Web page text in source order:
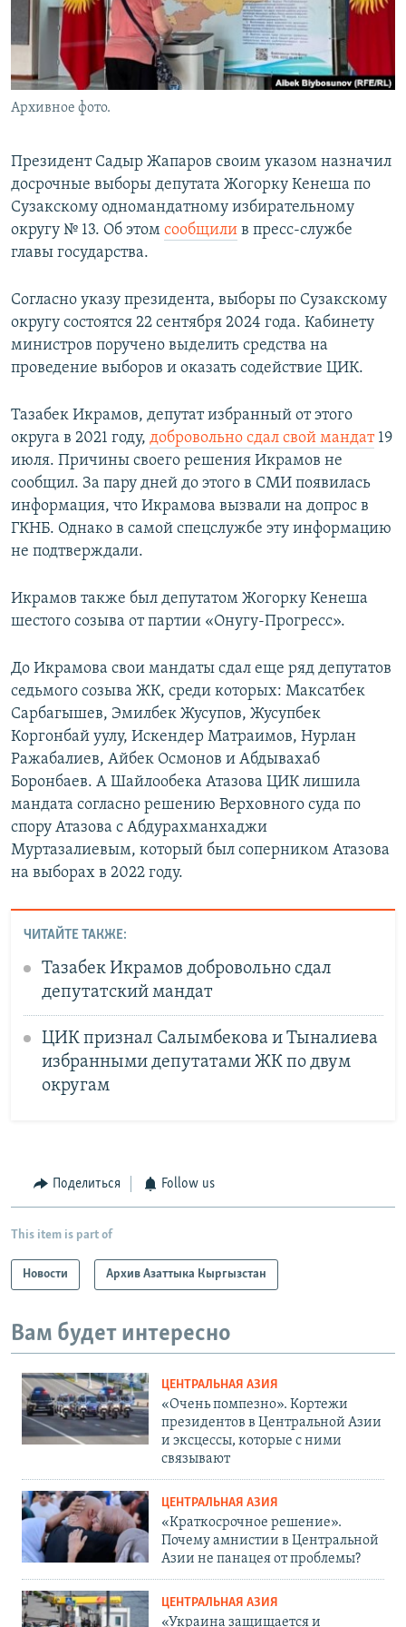
Архивное фото.
Президент Садыр Жапаров своим указом назначил
досрочные выборы депутата Жогорку Кенеша по
Сузакскому одномандатному избирательному
округу № 13. Об этом сообщили в пресс-службе
главы государства.
Согласно указу президента, выборы по Сузакскому
округу состоятся 22 сентября 2024 года. Кабинету
министров поручено выделить средства на
проведение выборов и оказать содействие ЦИК.
Тазабек Икрамов, депутат избранный от этого
округа в 2021 году, добровольно сдал свой мандат19
июля. Причины своего решения Икрамов не
сообщил. За пару дней до этого в СМИ появилась
информация, что Икрамова вызвали на допрос в
ГКНБ. Однако в самой спецслужбе эту информацию
не подтверждали.
Икрамов также был депутатом Жогорку Кенеша
шестого созыва от партии «Онугу-Прогресс».
До Икрамова свои мандаты сдал еще ряд депутатов
седьмого созыва ЖК, среди которых: Максатбек
Сарбагышев, Эмилбек Жусупов, Жусупбек
Коргонбай уулу, Искендер Матраимов, Нурлан
Ражабалиев, Айбек Осмонов и Абдывахаб
Боронбаев. А Шайлообека Атазова ЦИК лишила
мандата согласно решению Верховного суда по
спору Атазова с Абдурахманхаджи
Муртазалиевым, который был соперником Атазова
на выборах в 2022 году.
ЧИТАЙТЕ ТАКЖЕ:
Тазабек Икрамов добровольно сдал
депутатский мандат
ЦИК признал Салымбекова и Тыналиева
избранными депутатами ЖК по двум
округам
Поделиться Follow us
This item is part of
Новости Архив Азаттыка Кыргызстан
Вам будет интересно
ЦЕНТРАЛЬНАЯ АЗИЯ
«Очень помпезно». Кортежи
президентов в Центральной Азии
и эксцессы, которые с ними
связывают
ЦЕНТРАЛЬНАЯ АЗИЯ
«Краткосрочное решение».
Почему амнистии в Центральной
Азии не панацея от проблемы?
ЦЕНТРАЛЬНАЯ АЗИЯ
«Украина защищается и